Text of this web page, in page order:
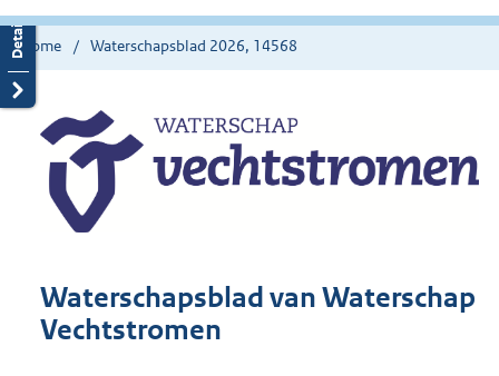
Home Waterschapsblad 2026, 14568
Waterschapsblad van Waterschap
Vechtstromen